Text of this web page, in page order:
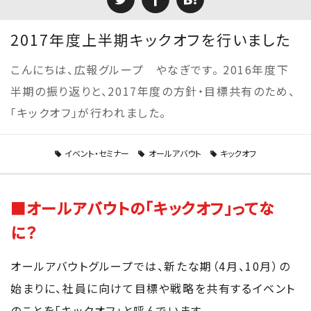
2017年度上半期キックオフを行いました
こんにちは、広報グループ やなぎです。 2016年度下
半期の振り返りと、2017年度の方針・目標共有のため、
「キックオフ」が行われました。
イベント・セミナー オールアバウト キックオフ
■オールアバウトの「キックオフ」ってな
に？
オールアバウトグループでは、新たな期（4月、10月）の
始まりに、社員に向けて目標や戦略を共有するイベント